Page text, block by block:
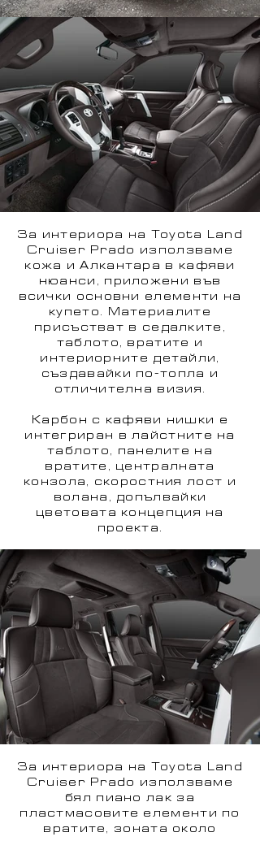
За интериора на Toyota Land
Cruiser Prado използваме
кожа и Алкантара в кафяви
нюанси, приложени във
всички основни елементи на
купето. Материалите
присъстват в седалките,
таблото, вратите и
интериорните детайли,
създавайки по-топла и
отличителна визия.
Карбон с кафяви нишки е
интегриран в лайстните на
таблото, панелите на
вратите, централната
конзола, скоростния лост и
волана, допълвайки
цветовата концепция на
проекта.
За интериора на Toyota Land
Cruiser Prado използваме
бял пиано лак за
пластмасовите елементи по
вратите, зоната около